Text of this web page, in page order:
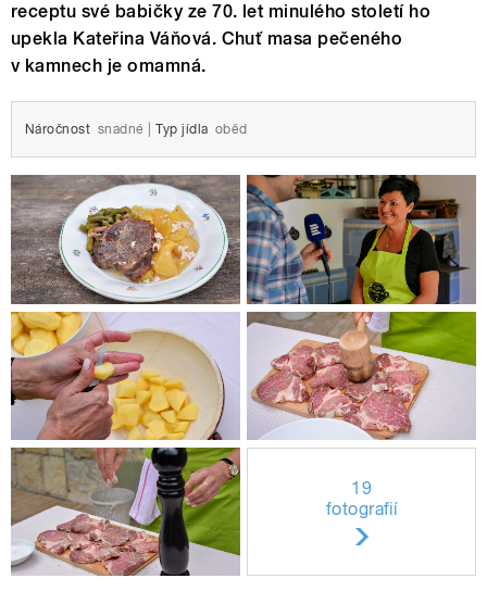
receptu své babičky ze 70. let minulého století ho
upekla Kateřina Váňová. Chuť masa pečeného
v kamnech je omamná.
Náročnost snadné Typ jídla oběd
19
fotografií